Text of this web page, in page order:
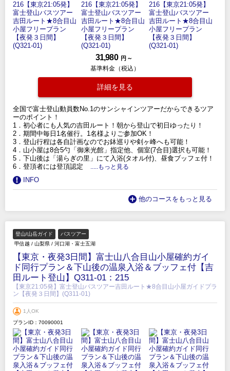
31,980 円 ～
基準料金（税込）
詳細を見る
全国で富士登山動員数No.1のサンシャインツアーだからできるツア
ーのポイント！
1．初心者にも人気の吉田ルート！朝から登山で初日ゆったり！
2．期間中毎日1名催行。1名様よりご参加OK！
3．登山行程は各自計画なのでお鉢巡りや剣ヶ峰へも可能！
4．山小屋は8合5勺「御来光館」指定他、個室(7合目)選択も可能！
5．下山後は「湯らぎの里」にて入浴(タオル付)、昼食ブッフェ付！
6．登頂者には登頂認定
.....もっと見る
INFO
他のコースをもっと見る
登山/山岳ガイド
バスツアー
甲信越 / 山梨県 / 河口湖・富士五湖
【東京・夜発3日間】富士山八合目山小屋確約ガイ
ド同行プラン＆下山後の温泉入浴＆ブッフェ付【吉
田ルート登山】Q311-01：215
【東京21:05発】富士登山バスツアー吉田ルート★8合目山小屋ガイドプラ
ン【夜発３日間】(Q311-01)
1人OK
プランID：70090001